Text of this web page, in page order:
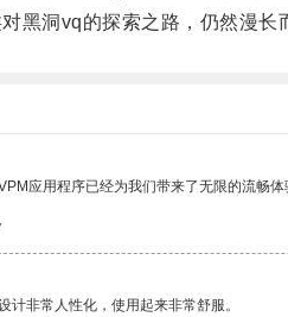
洞vq的探索之路，仍然漫长
应用程序已经为我们带来了无限的流畅体
计非常人性化，使用起来非常舒服。